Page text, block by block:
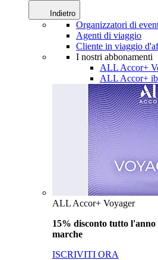
Indietro
Organizzatori di
Agenti di viaggio
Cliente in viaggio
I nostri abbonamenti
ALL Accor+
ALL Accor+
ALL Accor+ Voyager
15% disconto tutto l'anno
marche
ISCRIVITI ORA